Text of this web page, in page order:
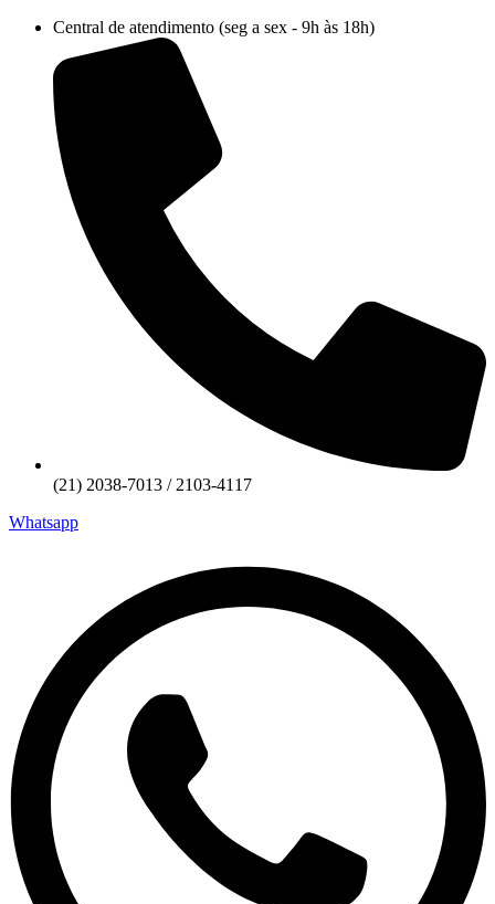
conteúdo
Central de atendimento (seg a sex - 9h às 18h)
(21) 2038-7013 / 2103-4117
Whatsapp